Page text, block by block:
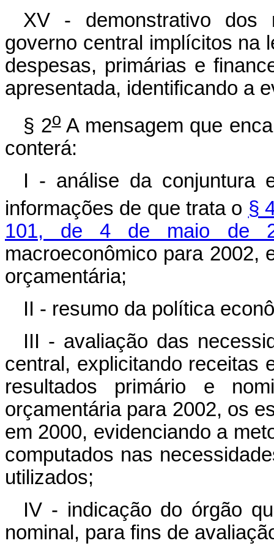
XV - demonstrativo dos
governo central implícitos na
despesas, primárias e
apresentada, identificando a
§ 2oA mensagem que
conterá:
I - análise da conjuntura
informações de que trata o §
101, de 4 de maio de
macroeconômico para 2002,
orçamentária;
II - resumo da política
III - avaliação das
central, explicitando receitas
resultados primário e
orçamentária para 2002, os
em 2000, evidenciando a
computados nas
utilizados;
IV - indicação do órgão
nominal, para fins de